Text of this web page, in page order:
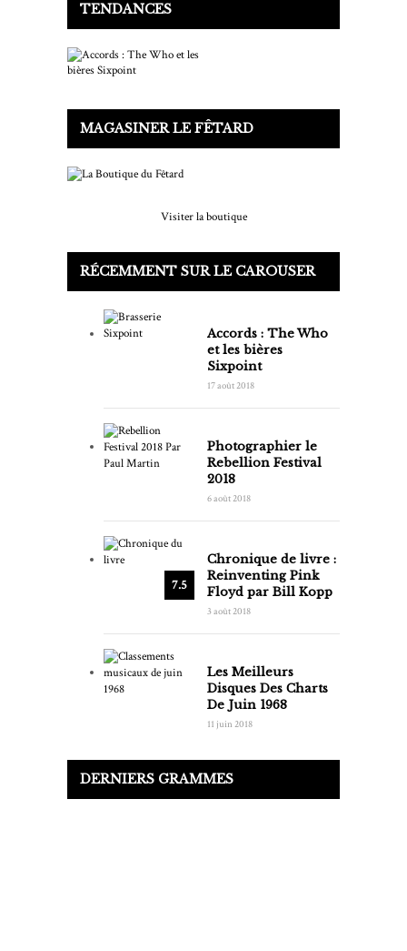
TENDANCES
MAGASINER LE FÊTARD
Visiter la boutique
RÉCEMMENT SUR LE CAROUSER
Accords : The Who
et les bières
Sixpoint
17 août 2018
Photographier le
Rebellion Festival
2018
6 août 2018
7.5
Chronique de livre :
Reinventing Pink
Floyd par Bill Kopp
3 août 2018
Les Meilleurs
Disques Des Charts
De Juin 1968
11 juin 2018
DERNIERS GRAMMES